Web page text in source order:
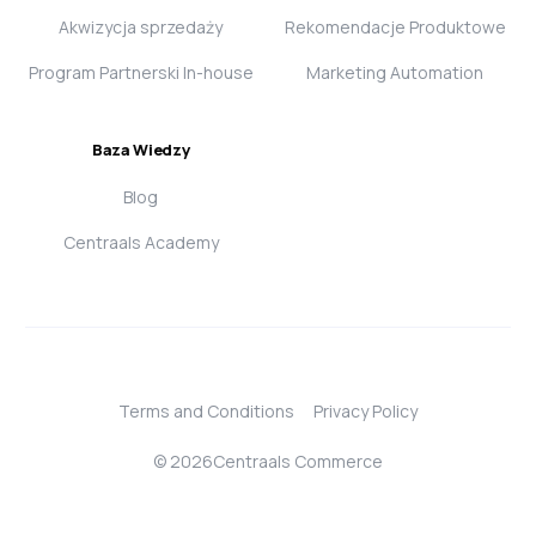
Akwizycja sprzedaży
Program Partnerski In-house
Rekomendacje Produktowe
Marketing Automation
Baza Wiedzy
Blog
Centraals Academy
© 2026Centraals Commerce
Terms and Conditions Privacy Policy
Login